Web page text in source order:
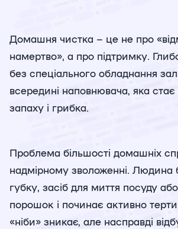
Домашня чистка – це не про
намертво», а про підтримку.
без спеціального обладнання
всередині наповнювача, яка
запаху і грибка.
Проблема більшості домашніх
надмірному зволоженні. Людина
губку, засіб для миття посуду
порошок і починає активно
«ніби» зникає, але насправді